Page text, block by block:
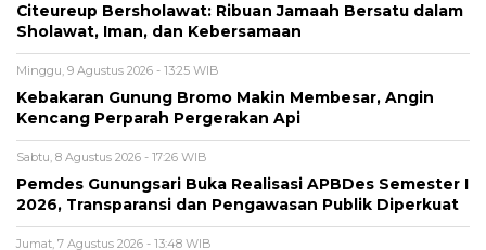
Citeureup Bersholawat: Ribuan Jamaah Bersatu dalam
Sholawat, Iman, dan Kebersamaan
Minggu, 9 Agustus 2026 - 13:25 WIB
Kebakaran Gunung Bromo Makin Membesar, Angin
Kencang Perparah Pergerakan Api
Sabtu, 8 Agustus 2026 - 17:26 WIB
Pemdes Gunungsari Buka Realisasi APBDes Semester I
2026, Transparansi dan Pengawasan Publik Diperkuat
Jumat, 7 Agustus 2026 - 13:48 WIB